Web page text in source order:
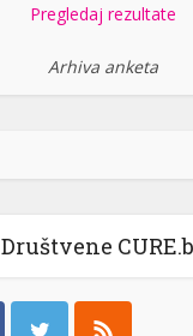
Pregledaj rezultate
Arhiva anketa
Društvene